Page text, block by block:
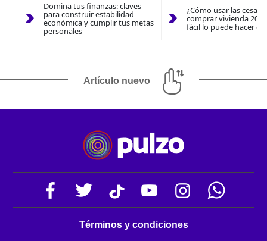
Domina tus finanzas: claves
para construir estabilidad
económica y cumplir tus metas
personales
¿Cómo usar las
comprar vivienda
fácil lo puede hacer
Artículo nuevo
Términos y condiciones